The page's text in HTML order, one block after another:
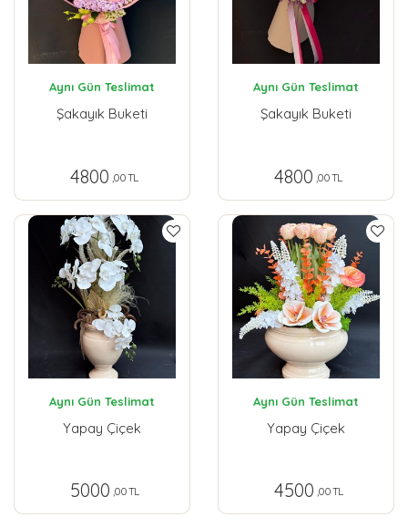
Aynı Gün Teslimat
Şakayık Buketi
4800 ,00 TL
Aynı Gün Teslimat
Şakayık Buketi
4800 ,00 TL
Aynı Gün Teslimat
Yapay Çiçek
5000 ,00 TL
Aynı Gün Teslimat
Yapay Çiçek
4500 ,00 TL